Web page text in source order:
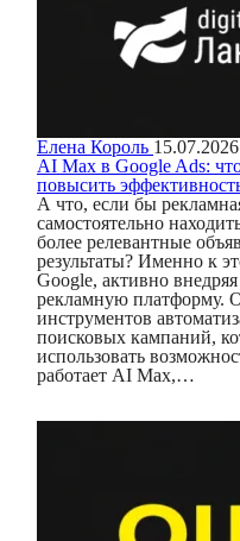
Елена Король 15.07.2026
AI Max в Google Ads:
повысить
А что, если бы
самостоятельно
более релевантные
результаты? Именно к
Google, активно
рекламную платформу.
инструментов
поисковых кампаний,
использовать
работает AI Max,…